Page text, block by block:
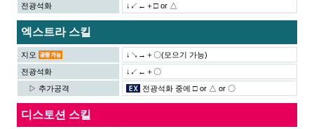
전광석화
↓↙←＋□ or △
엑스트라 스킬
지오
↓↘→＋〇(모으기 가능)
전광석화
↓↙←＋〇
▷ 추가공격
전광석화 중에 □ or △ or 〇
디스토션 스킬